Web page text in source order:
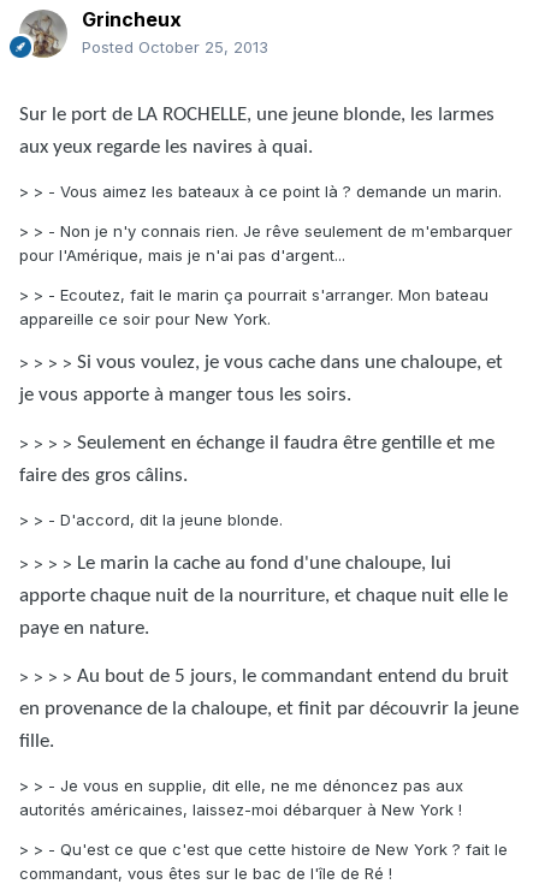
Grincheux
Posted October 25, 2013
Sur le port de LA ROCHELLE, une jeune blonde, les larmes
aux yeux regarde les navires à quai.
> > - Vous aimez les bateaux à ce point là ? demande un marin.
> > - Non je n'y connais rien. Je rêve seulement de m'embarquer
pour l'Amérique, mais je n'ai pas d'argent...
> > - Ecoutez, fait le marin ça pourrait s'arranger. Mon bateau
appareille ce soir pour New York.
> > > > Si vous voulez, je vous cache dans une chaloupe, et
je vous apporte à manger tous les soirs.
> > > > Seulement en échange il faudra être gentille et me
faire des gros câlins.
> > - D'accord, dit la jeune blonde.
> > > > Le marin la cache au fond d'une chaloupe, lui
apporte chaque nuit de la nourriture, et chaque nuit elle le
paye en nature.
> > > > Au bout de 5 jours, le commandant entend du bruit
en provenance de la chaloupe, et finit par découvrir la jeune
fille.
> > - Je vous en supplie, dit elle, ne me dénoncez pas aux
autorités américaines, laissez-moi débarquer à New York !
> > - Qu'est ce que c'est que cette histoire de New York ? fait le
commandant, vous êtes sur le bac de l'île de Ré !